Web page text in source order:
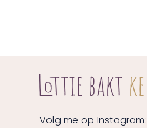
Volg me op Instagram: